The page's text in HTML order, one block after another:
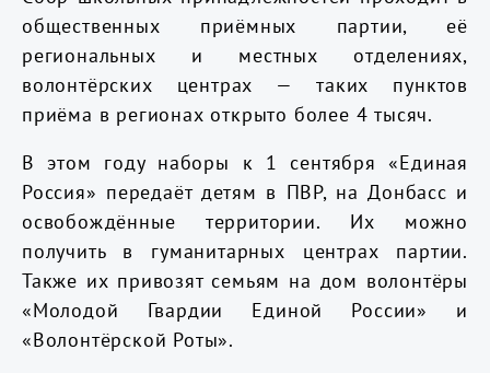
общественных приёмных партии, её
региональных и местных отделениях,
волонтёрских центрах — таких пунктов
приёма в регионах открыто более 4 тысяч.
В этом году наборы к 1 сентября «Единая
Россия» передаёт детям в ПВР, на Донбасс и
освобождённые территории. Их можно
получить в гуманитарных центрах партии.
Также их привозят семьям на дом волонтёры
«Молодой Гвардии Единой России» и
«Волонтёрской Роты».